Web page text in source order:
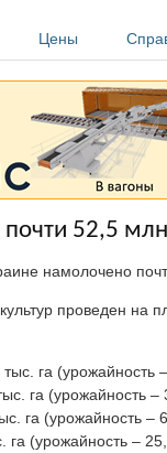
Цены
52,5
намолочено
проведен на
га (урожайность
га (урожайность
га (урожайность
га (урожайность –